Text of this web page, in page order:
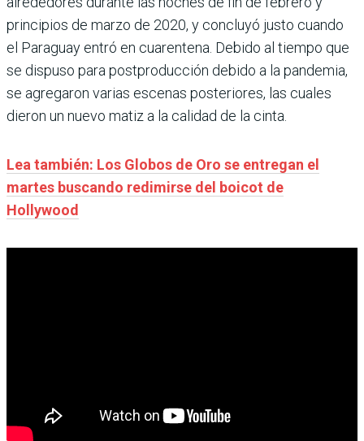
principios de marzo de 2020, y concluyó justo cuando
el Paraguay entró en cuarentena. Debido al tiempo que
se dispuso para postproducción debido a la pandemia,
se agregaron varias escenas posteriores, las cuales
dieron un nuevo matiz a la calidad de la cinta.
Lea también: Los Globos de Oro se entregan el
martes buscando redimirse del boicot de
Hollywood